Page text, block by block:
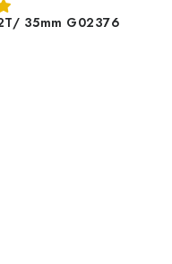
35mm G02376